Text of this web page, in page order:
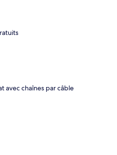
avec chaînes par câble